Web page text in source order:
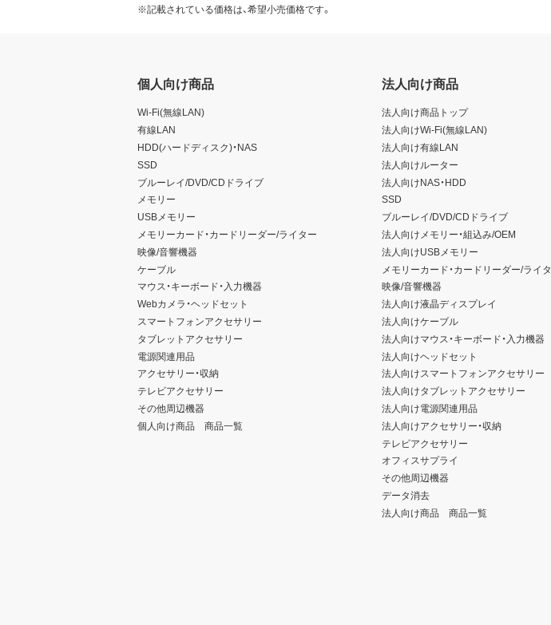
※記載されている価格は、希望小売価格です。
個人向け商品
Wi-Fi(無線LAN)
有線LAN
HDD(ハードディスク)・NAS
SSD
ブルーレイ/DVD/CDドライブ
メモリー
USBメモリー
メモリーカード・カードリーダー/ライター
映像/音響機器
ケーブル
マウス・キーボード・入力機器
Webカメラ・ヘッドセット
スマートフォンアクセサリー
タブレットアクセサリー
電源関連用品
アクセサリー・収納
テレビアクセサリー
その他周辺機器
個人向け商品 商品一覧
法人向け商品
法人向け商品トップ
法人向けWi-Fi(無線LAN)
法人向け有線LAN
法人向けルーター
法人向けNAS・HDD
SSD
ブルーレイ/DVD/CDドライブ
法人向けメモリー・組込み/OEM
法人向けUSBメモリー
メモリーカード・カードリーダー/ライ
映像/音響機器
法人向け液晶ディスプレイ
法人向けケーブル
法人向けマウス・キーボード・入力機器
法人向けヘッドセット
法人向けスマートフォンアクセサリー
法人向けタブレットアクセサリー
法人向け電源関連用品
法人向けアクセサリー・収納
テレビアクセサリー
オフィスサプライ
その他周辺機器
データ消去
法人向け商品 商品一覧